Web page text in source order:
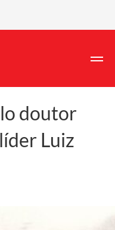
doutor
Luiz